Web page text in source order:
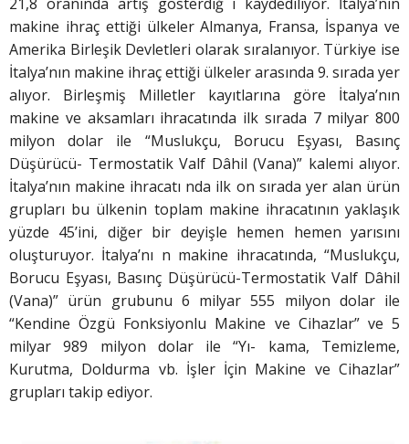
makine ihraç ettiği ülkeler Almanya, Fransa, İspanya ve
Amerika Birleşik Devletleri olarak sıralanıyor. Türkiye ise
İtalya’nın makine ihraç ettiği ülkeler arasında 9. sırada yer
alıyor. Birleşmiş Milletler kayıtlarına göre İtalya’nın
makine ve aksamları ihracatında ilk sırada 7 milyar 800
milyon dolar ile “Muslukçu, Borucu Eşyası, Basınç
Düşürücü- Termostatik Valf Dâhil (Vana)” kalemi alıyor.
İtalya’nın makine ihracatı nda ilk on sırada yer alan ürün
grupları bu ülkenin toplam makine ihracatının yaklaşık
yüzde 45’ini, diğer bir deyişle hemen hemen yarısını
oluşturuyor. İtalya’nı n makine ihracatında, “Muslukçu,
Borucu Eşyası, Basınç Düşürücü-Termostatik Valf Dâhil
(Vana)” ürün grubunu 6 milyar 555 milyon dolar ile
“Kendine Özgü Fonksiyonlu Makine ve Cihazlar” ve 5
milyar 989 milyon dolar ile “Yı- kama, Temizleme,
Kurutma, Doldurma vb. İşler İçin Makine ve Cihazlar”
grupları takip ediyor.